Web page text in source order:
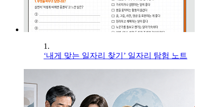
1.
‘내게 맞는 일자리 찾기’ 일자리 탐험 노트